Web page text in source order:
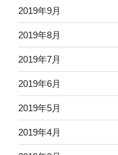
2019年9月
2019年8月
2019年7月
2019年6月
2019年5月
2019年4月